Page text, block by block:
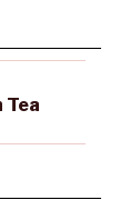
Tea